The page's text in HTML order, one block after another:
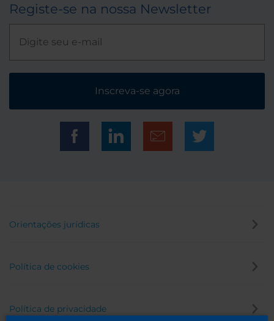
Registe-se na nossa Newsletter
Inscreva-se agora
Orientações jurídicas
Política de cookies
Política de privacidade